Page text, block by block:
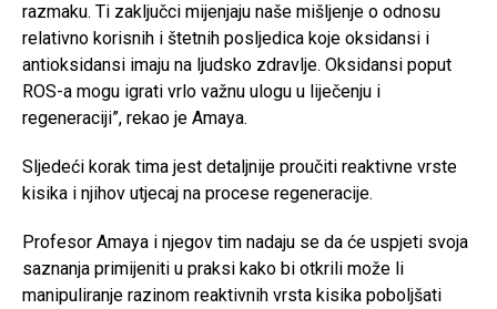
razmaku. Ti zaključci mijenjaju naše mišljenje o odnosu
relativno korisnih i štetnih posljedica koje oksidansi i
antioksidansi imaju na ljudsko zdravlje. Oksidansi poput
ROS-a mogu igrati vrlo važnu ulogu u liječenju i
regeneraciji”, rekao je Amaya.
Sljedeći korak tima jest detaljnije proučiti reaktivne vrste
kisika i njihov utjecaj na procese regeneracije.
Profesor Amaya i njegov tim nadaju se da će uspjeti svoja
saznanja primijeniti u praksi kako bi otkrili može li
manipuliranje razinom reaktivnih vrsta kisika poboljšati